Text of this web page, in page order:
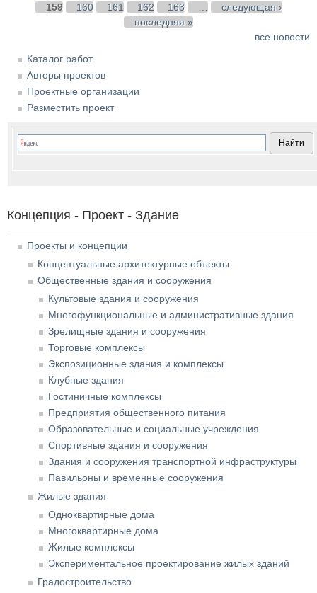
159
160 161 162 163
следующая ›
последняя »
все новости
Каталог работ
Авторы проектов
Проектные организации
Разместить проект
Концепция - Проект - Здание
Проекты и концепции
Концептуальные архитектурные объекты
Общественные здания и сооружения
Культовые здания и сооружения
Многофункциональные и административные здания
Зрелищные здания и сооружения
Торговые комплексы
Экспозиционные здания и комплексы
Клубные здания
Гостиничные комплексы
Предприятия общественного питания
Образовательные и социальные учреждения
Спортивные здания и сооружения
Здания и сооружения транспортной инфраструктуры
Павильоны и временные сооружения
Жилые здания
Одноквартирные дома
Многоквартирные дома
Жилые комплексы
Экспериментальное проектирование жилых зданий
Градостроительство